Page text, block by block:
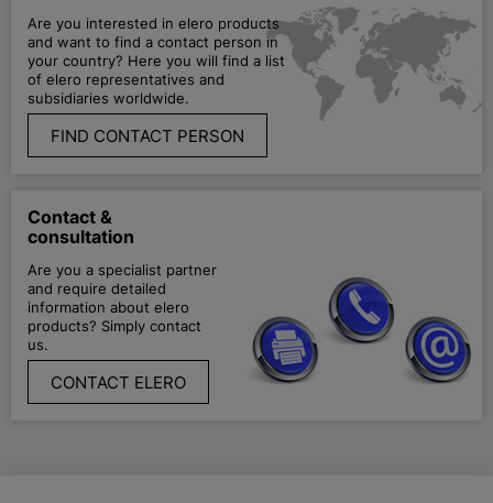
Are you interested in elero products
and want to find a contact person in
your country? Here you will find a list
of elero representatives and
subsidiaries worldwide.
FIND CONTACT PERSON
Contact &
consultation
Are you a specialist partner
and require detailed
information about elero
products? Simply contact
us.
CONTACT ELERO